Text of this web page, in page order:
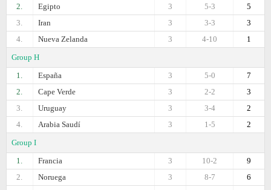
2.
Egipto 5
5-3
3
3.
Iran 3
3-3
3
4.
Nueva Zelanda 1
4-10
3
Group H
1.
España 7
5-0
3
2.
Cape Verde 3
2-2
3
3.
Uruguay 2
3-4
3
4.
Arabia Saudí 2
1-5
3
Group I
1.
Francia 9
10-2
3
2.
Noruega 6
8-7
3